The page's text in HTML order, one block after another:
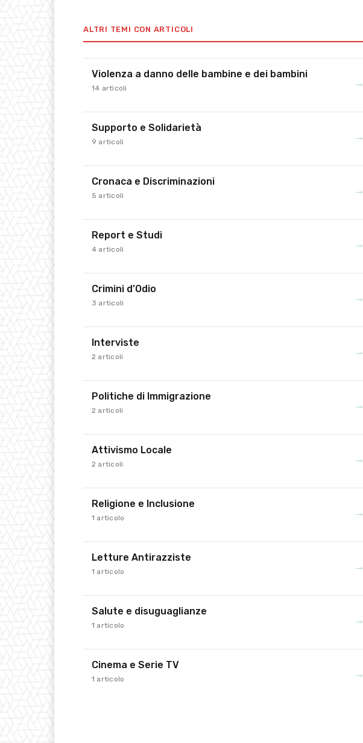
ALTRI TEMI CON ARTICOLI
Violenza a danno delle bambine e dei bambini
14 articoli →
Supporto e Solidarietà
9 articoli →
Cronaca e Discriminazioni
5 articoli →
Report e Studi
4 articoli →
Crimini d’Odio
3 articoli →
Interviste
2 articoli →
Politiche di Immigrazione
2 articoli →
Attivismo Locale
2 articoli →
Religione e Inclusione
1 articolo →
Letture Antirazziste
1 articolo →
Salute e disuguaglianze
1 articolo →
Cinema e Serie TV
1 articolo →